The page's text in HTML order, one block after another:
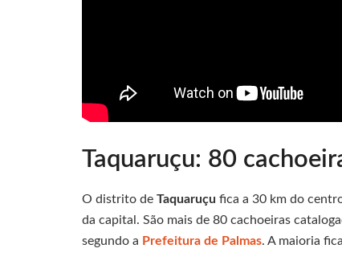
Taquaruçu: 80
O distrito de Taquaruçu fica a 30 km do
da capital. São mais de 80 cachoeiras
segundo a Prefeitura de Palmas. A maioria